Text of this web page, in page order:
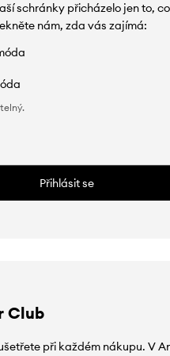
schránky přicházelo jen to,
nám, zda vás zajímá:
Přihlásit se
Club
při každém nákupu. V